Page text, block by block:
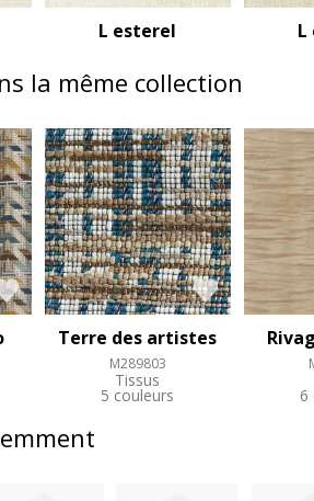
L esterel L
la même collection
Terre des artistes
M289803
Tissus
5 couleurs 6